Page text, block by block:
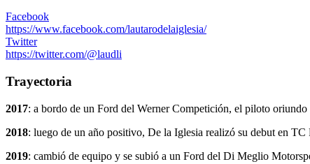
Facebook
https://www.facebook.com/lautarodelaiglesia/
Twitter
https://twitter.com/@laudli
Trayectoria
2017: a bordo de un Ford del Werner Competición, el piloto
2018: luego de un año positivo, De la Iglesia realizó su debut en
2019: cambió de equipo y se subió a un Ford del Di Meglio